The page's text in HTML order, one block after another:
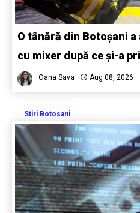
O tânără din Botoșani
cu mixer după ce și-a
Oana Sava Aug 08, 2026
Stiri Botosani